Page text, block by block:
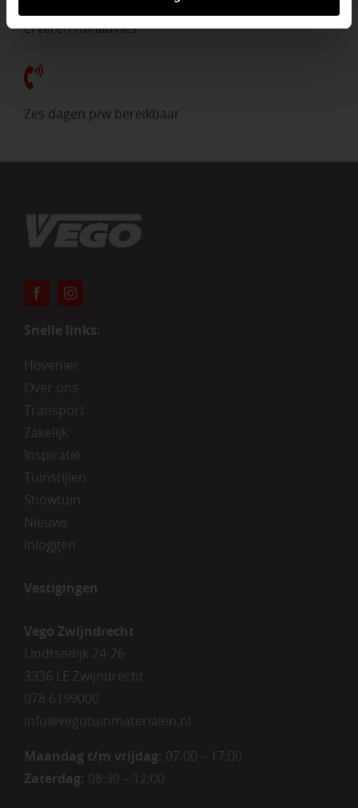
Ervaren tuinadvies
Zes dagen p/w bereikbaar
Snelle links:
Hovenier
Over ons
Transport
Zakelijk
Inspiratie
Tuinstijlen
Showtuin
Nieuws
Inloggen
Vestigingen
Vego Zwijndrecht
Lindtsedijk 24-26
3336 LE Zwijndrecht
078 6199000
info@vegotuinmaterialen.nl
Maandag t/m vrijdag: 07:00 – 17:00
Zaterdag: 08:30 – 12:00